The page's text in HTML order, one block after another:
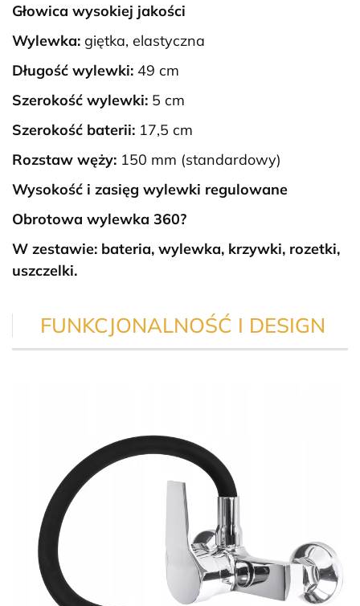
Głowica wysokiej jakości
Wylewka: giętka, elastyczna
Długość wylewki: 49 cm
Szerokość wylewki: 5 cm
Szerokość baterii: 17,5 cm
Rozstaw węży: 150 mm (standardowy)
Wysokość i zasięg wylewki regulowane
Obrotowa wylewka 360?
W zestawie: bateria, wylewka, krzywki, rozetki,
uszczelki.
FUNKCJONALNOŚĆ I DESIGN